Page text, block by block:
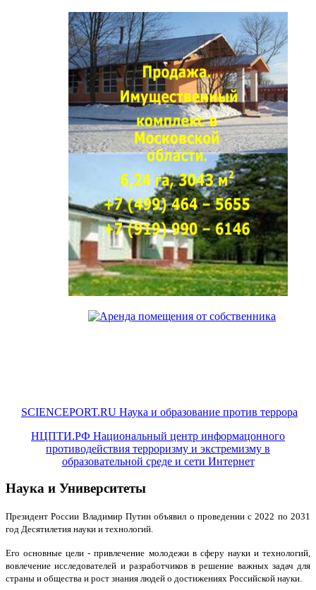
SCIENCEPORT.RU Наука и образование против террора
НЦПТИ.РФ Национальный центр информацонного
противодействия терроризму и экстремизму в
образовательной среде и сети Интернет
Наука и Университеты
Президент России Владимир Путин объявил о проведении с 2022 по 2031
год Десятилетия науки и технологий.
Его основные цели - привлечение молодежи в сферу науки и технологий,
вовлечение исследователей и разработчиков в решение важных задач для
страны и общества и рост знания людей о достижениях Российской науки.